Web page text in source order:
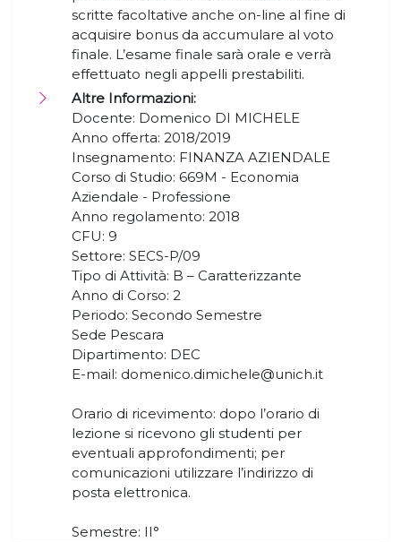
scritte facoltative anche on-line al fine di
acquisire bonus da accumulare al voto
finale. L’esame finale sarà orale e verrà
effettuato negli appelli prestabiliti.
Altre Informazioni:
Docente: Domenico DI MICHELE
Anno offerta: 2018/2019
Insegnamento: FINANZA AZIENDALE
Corso di Studio: 669M - Economia
Aziendale - Professione
Anno regolamento: 2018
CFU: 9
Settore: SECS-P/09
Tipo di Attività: B – Caratterizzante
Anno di Corso: 2
Periodo: Secondo Semestre
Sede Pescara
Dipartimento: DEC
E-mail: domenico.dimichele@unich.it
Orario di ricevimento: dopo l’orario di
lezione si ricevono gli studenti per
eventuali approfondimenti; per
comunicazioni utilizzare l’indirizzo di
posta elettronica.
Semestre: II°